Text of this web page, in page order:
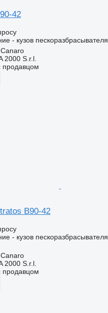
42
- кузов пескоразбрасывателя
2000 S.r.l.
продавцом
B90-42
- кузов пескоразбрасывателя
2000 S.r.l.
продавцом